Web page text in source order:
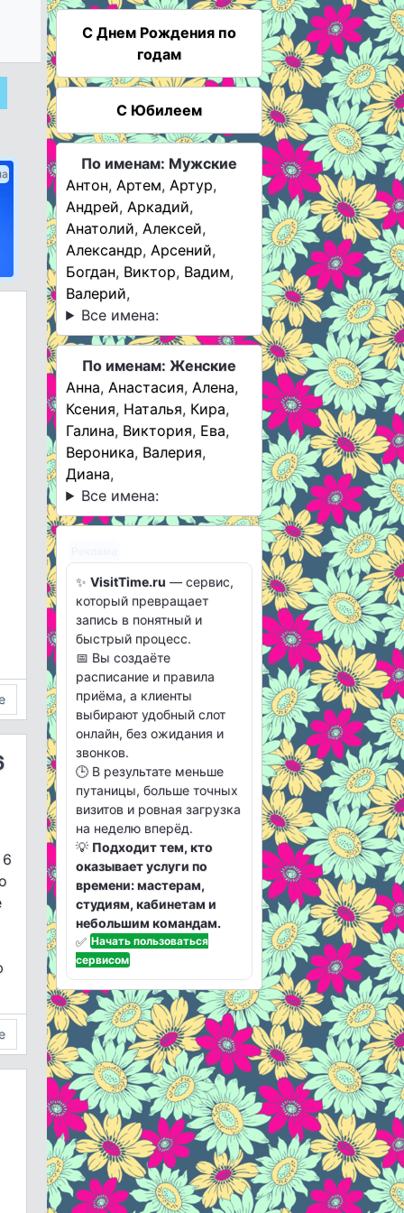
C Днем Рождения по
годам
С Юбилеем
По именам: Мужские
Антон,Артем,Артур,
Андрей,Аркадий,
Анатолий,Алексей,
Александр,Арсений,
Богдан, Виктор, Вадим,
Валерий,
Все имена:
По именам: Женские
Анна,Анастасия,Алена,
Ксения, Наталья, Кира,
Галина, Виктория, Ева,
Вероника, Валерия,
Диана,
Все имена:
✨VisitTime.ru — сервис,
который превращает
запись в понятный и
быстрый процесс.
📅 Вы создаёте
расписание и правила
приёма, а клиенты
выбирают удобный слот
онлайн, без ожидания и
звонков.
🕒 В результате меньше
путаницы, больше точных
визитов и ровная загрузка
на неделю вперёд.
💡 Подходит тем, кто
оказывает услуги по
времени: мастерам,
студиям, кабинетам и
небольшим командам.
✅ Начать пользоваться
сервисом